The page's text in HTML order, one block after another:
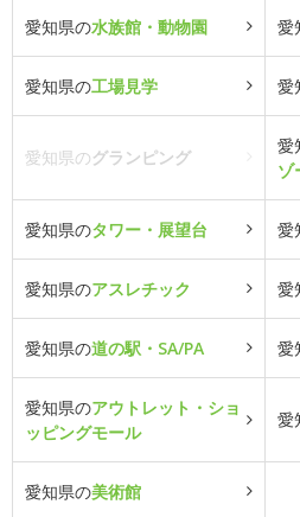
愛知県の水族館・動物園 愛
愛知県の工場見学 愛
愛知県のグランピング
愛
ゾ
愛知県のタワー・展望台 愛
愛知県のアスレチック 愛
愛知県の道の駅・SA/PA 愛
愛知県のアウトレット・ショ
ッピングモール
愛
愛知県の美術館